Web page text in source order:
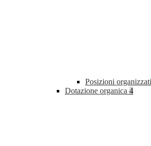
Posizioni
Dotazione organica 4